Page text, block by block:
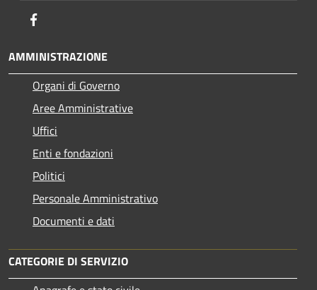
AMMINISTRAZIONE
Organi di Governo
Aree Amministrative
Uffici
Enti e fondazioni
Politici
Personale Amministrativo
Documenti e dati
CATEGORIE DI SERVIZIO